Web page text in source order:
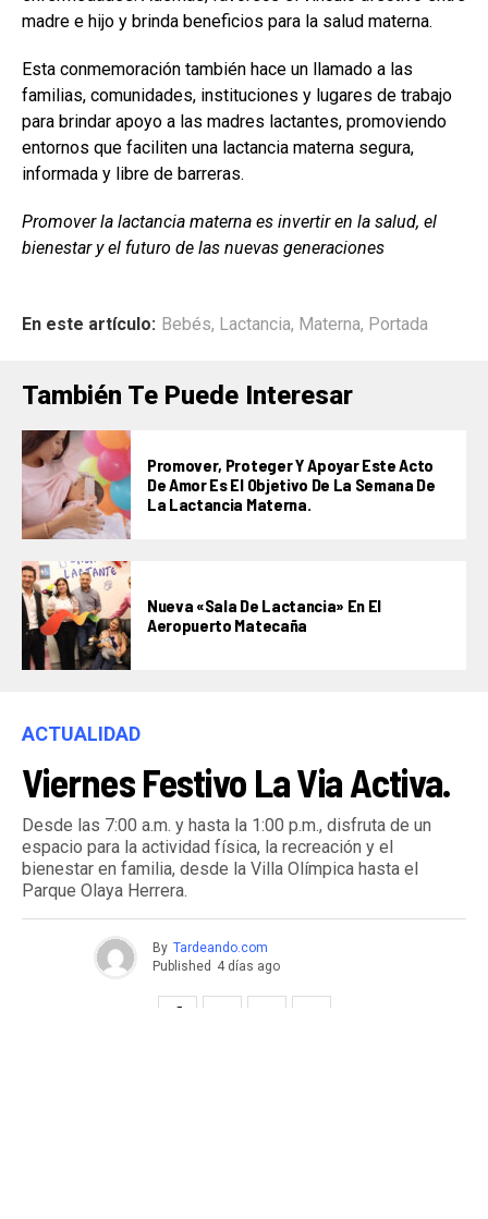
madre e hijo y brinda beneficios para la salud materna.
Esta conmemoración también hace un llamado a las
familias, comunidades, instituciones y lugares de trabajo
para brindar apoyo a las madres lactantes, promoviendo
entornos que faciliten una lactancia materna segura,
informada y libre de barreras.
Promover la lactancia materna es invertir en la salud, el
bienestar y el futuro de las nuevas generaciones
En este artículo: Bebés, Lactancia, Materna, Portada
También Te Puede Interesar
Promover, Proteger Y Apoyar Este Acto
De Amor Es El Objetivo De La Semana De
La Lactancia Materna.
Nueva «Sala De Lactancia» En El
Aeropuerto Matecaña
ACTUALIDAD
Viernes Festivo La Via Activa.
Desde las 7:00 a.m. y hasta la 1:00 p.m., disfruta de un
espacio para la actividad física, la recreación y el
bienestar en familia, desde la Villa Olímpica hasta el
Parque Olaya Herrera.
By Tardeando.com
Published 4 días ago